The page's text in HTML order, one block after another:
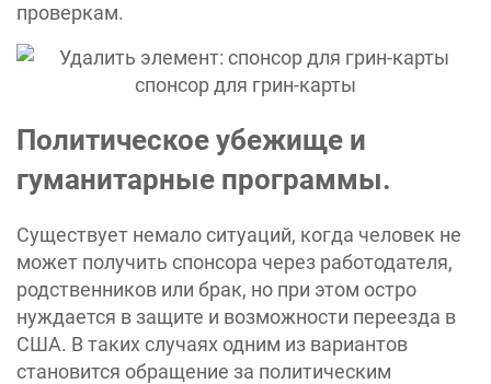
проверкам.
Политическое убежище и
гуманитарные программы.
Существует немало ситуаций, когда человек не
может получить спонсора через работодателя,
родственников или брак, но при этом остро
нуждается в защите и возможности переезда в
США. В таких случаях одним из вариантов
становится обращение за политическим